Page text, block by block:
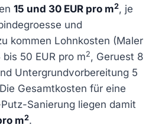
15 und 30 EUR pro m2, je
und
kommen Lohnkosten (Maler
50 EUR pro m2, Geruest 8
Untergrundvorbereitung 5
Gesamtkosten für eine
Sanierung liegen damit
m2.